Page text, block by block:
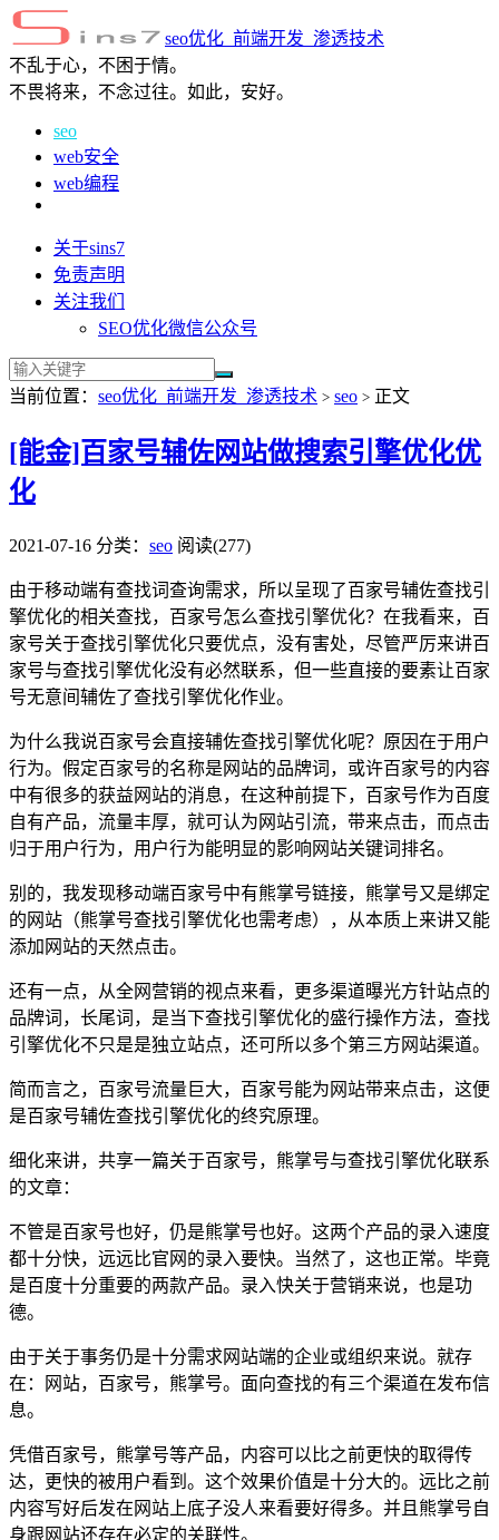
seo优化_前端开发_渗透技术
不乱于心，不困于情。
不畏将来，不念过往。如此，安好。
seo
web安全
web编程
关于sins7
免责声明
关注我们
SEO优化微信公众号
当前位置： seo优化_前端开发_渗透技术 > seo > 正文
[能金]百家号辅佐网站做搜索引擎优化优
化
2021-07-16 分类： seo 阅读(277)
由于移动端有查找词查询需求，所以呈现了百家号辅佐查找引
擎优化的相关查找，百家号怎么查找引擎优化？在我看来，百
家号关于查找引擎优化只要优点，没有害处，尽管严厉来讲百
家号与查找引擎优化没有必然联系，但一些直接的要素让百家
号无意间辅佐了查找引擎优化作业。
为什么我说百家号会直接辅佐查找引擎优化呢？原因在于用户
行为。假定百家号的名称是网站的品牌词，或许百家号的内容
中有很多的获益网站的消息，在这种前提下，百家号作为百度
自有产品，流量丰厚，就可认为网站引流，带来点击，而点击
归于用户行为，用户行为能明显的影响网站关键词排名。
别的，我发现移动端百家号中有熊掌号链接，熊掌号又是绑定
的网站（熊掌号查找引擎优化也需考虑），从本质上来讲又能
添加网站的天然点击。
还有一点，从全网营销的视点来看，更多渠道曝光方针站点的
品牌词，长尾词，是当下查找引擎优化的盛行操作方法，查找
引擎优化不只是是独立站点，还可所以多个第三方网站渠道。
简而言之，百家号流量巨大，百家号能为网站带来点击，这便
是百家号辅佐查找引擎优化的终究原理。
细化来讲，共享一篇关于百家号，熊掌号与查找引擎优化联系
的文章：
不管是百家号也好，仍是熊掌号也好。这两个产品的录入速度
都十分快，远远比官网的录入要快。当然了，这也正常。毕竟
是百度十分重要的两款产品。录入快关于营销来说，也是功
德。
由于关于事务仍是十分需求网站端的企业或组织来说。就存
在：网站，百家号，熊掌号。面向查找的有三个渠道在发布信
息。
凭借百家号，熊掌号等产品，内容可以比之前更快的取得传
达，更快的被用户看到。这个效果价值是十分大的。远比之前
内容写好后发在网站上底子没人来看要好得多。并且熊掌号自
身跟网站还存在必定的关联性。